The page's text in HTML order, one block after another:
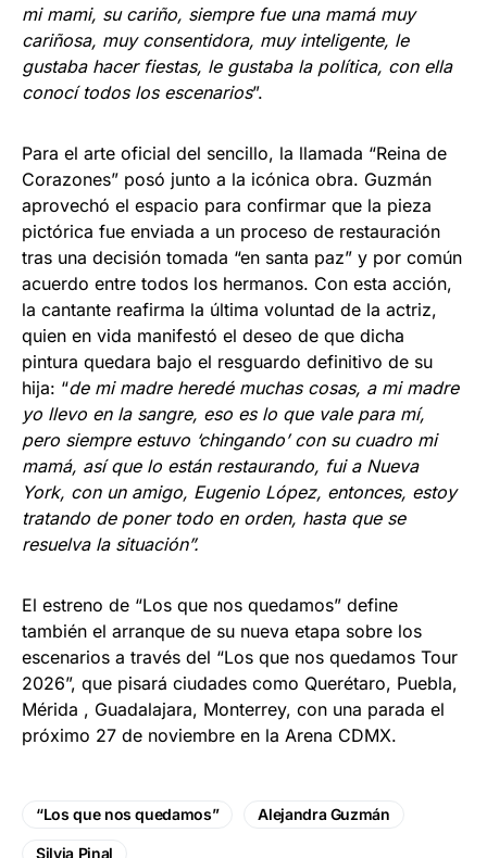
mi mami, su cariño, siempre fue una mamá muy
cariñosa, muy consentidora, muy inteligente, le
gustaba hacer fiestas, le gustaba la política, con ella
conocí todos los escenarios”.
Para el arte oficial del sencillo, la llamada “Reina de
Corazones” posó junto a la icónica obra. Guzmán
aprovechó el espacio para confirmar que la pieza
pictórica fue enviada a un proceso de restauración
tras una decisión tomada “en santa paz” y por común
acuerdo entre todos los hermanos. Con esta acción,
la cantante reafirma la última voluntad de la actriz,
quien en vida manifestó el deseo de que dicha
pintura quedara bajo el resguardo definitivo de su
hija: “de mi madre heredé muchas cosas, a mi madre
yo llevo en la sangre, eso es lo que vale para mí,
pero siempre estuvo ‘chingando’ con su cuadro mi
mamá, así que lo están restaurando, fui a Nueva
York, con un amigo, Eugenio López, entonces, estoy
tratando de poner todo en orden, hasta que se
resuelva la situación”.
El estreno de “Los que nos quedamos” define
también el arranque de su nueva etapa sobre los
escenarios a través del “Los que nos quedamos Tour
2026”, que pisará ciudades como Querétaro, Puebla,
Mérida , Guadalajara, Monterrey, con una parada el
próximo 27 de noviembre en la Arena CDMX.
“Los que nos quedamos” Alejandra Guzmán
Silvia Pinal